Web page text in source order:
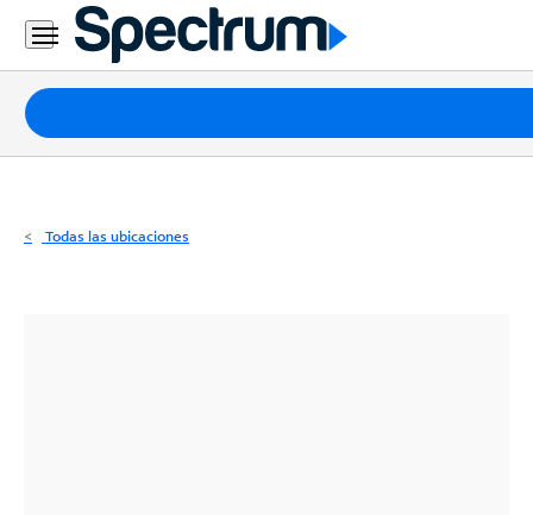
Residencial
Business
Paquetes
Internet
Todas las ubicaciones